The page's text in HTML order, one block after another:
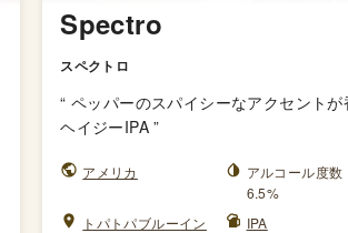
Spectro
スペクトロ
“ペッパーのスパイシーなアクセントが
ヘイジーIPA ”
アメリカ
アルコール度数
6.5%
トパトパブルーイン
IPA